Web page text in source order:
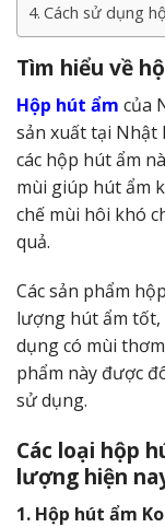
Cách sử dụng
Tìm hiểu về
Hộp hút ẩm của
sản xuất tại Nhật
các hộp hút ẩm
mùi giúp hút ẩm
chế mùi hôi khó
quả.
Các sản phẩm
lượng hút ẩm tốt,
dụng có mùi
phẩm này được
sử dụng.
Các loại hộp
lượng hiện
1. Hộp hút ẩm